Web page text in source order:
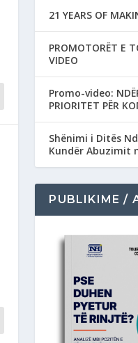
21 YEARS OF
PROMOTORËT E
VIDEO
Promo-video:
PRIORITET PËR
Shënimi i Ditës
Kundër Abuzimit
PUBLIKIME /